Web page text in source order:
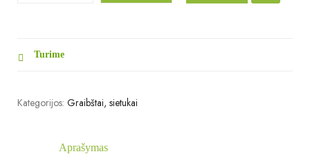
Turime
Kategorijos: Graibštai, sietukai
Aprašymas